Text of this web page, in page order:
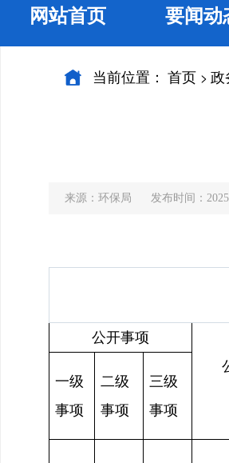
网站首页 要闻动
当前位置： 首页 > 政
来源：环保局 发布时间：
公开事项
一级
事项
二级
事项
三级
事项